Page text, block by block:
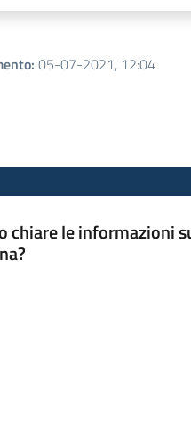
: 05-07-2021, 12:04
chiare le informazioni